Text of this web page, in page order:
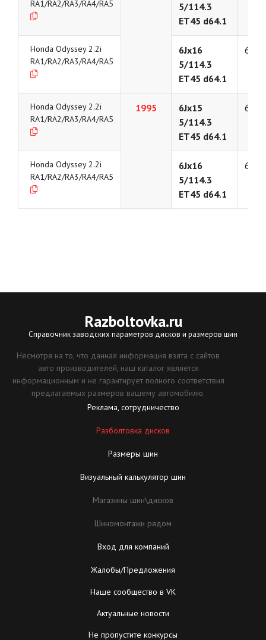
RA1/RA2/RA3/RA4/RA5
5/114.3
ET45 d64.1
Honda Odyssey 2.2i
RA1/RA2/RA3/RA4/RA5
6Jx16
5/114.3
ET45 d64.1
6
Honda Odyssey 2.2i
RA1/RA2/RA3/RA4/RA5
1995
6Jx15
5/114.3
ET45 d64.1
6
Honda Odyssey 2.2i
RA1/RA2/RA3/RA4/RA5
6Jx16
5/114.3
ET45 d64.1
6
Razboltovka.ru
Справочник заводских параметров дисков и размеров шин
Несмотря на то, что данная информация взята с сайтов
авто производителей, наш каталог является
информационным и не гарантирует полного соответствия
предлагаемых размеров вашему автомобилю.
Реклама, сотрудничество
Разболтовка дисков
Размеры шин
Визуальный калькулятор шин
Магазины шин\дисков
Шиномонтажи рядом
Вход для компаний
Жалобы/Предложения
Наше сообщество в VK
Актуальные новости
Не пропустите конкурсы